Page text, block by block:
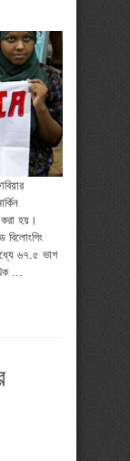
হয়।
বিলোংগিং
৬৭.৫ ভাগ
...